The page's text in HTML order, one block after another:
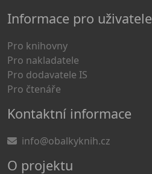
Informace pro uživatele
Pro knihovny
Pro nakladatele
Pro dodavatele IS
Pro čtenáře
Kontaktní informace
info@obalkyknih.cz
O projektu